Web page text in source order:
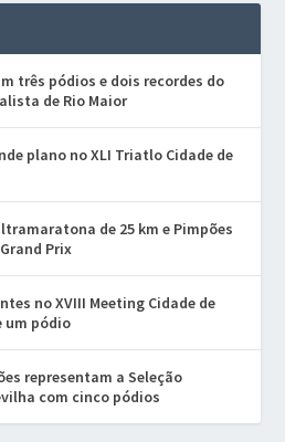
três pódios e dois recordes do
de Rio Maior
plano no XLI Triatlo Cidade de
de 25 km e Pimpões
Prix
no XVIII Meeting Cidade de
um pódio
representam a Seleção
com cinco pódios